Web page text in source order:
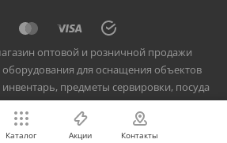
оптовой и розничной продажи
для оснащения объектов
предметы сервировки, посуда
кафе и ресторанов.
Каталог Акции Контакты